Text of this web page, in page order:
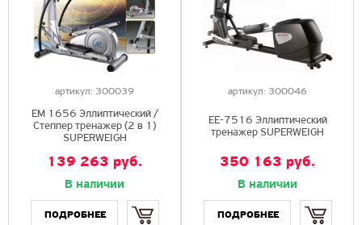
артикул: 300039
EМ 1656 Эллиптический /
Степпер тренажер (2 в 1)
SUPERWEIGH
139 263 руб.
В наличии
артикул: 300046
EE-7516 Эллиптический
тренажер SUPERWEIGH
350 163 руб.
В наличии